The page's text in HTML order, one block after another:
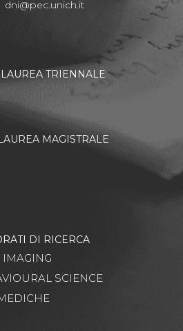
dni@pec.unich.it
TRIENNALE
MAGISTRALE
DI RICERCA
IMAGING
SCIENCE